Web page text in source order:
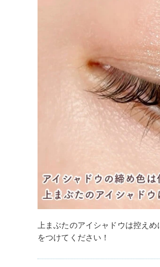
上まぶたのアイシャドウは控え
をつけてください！